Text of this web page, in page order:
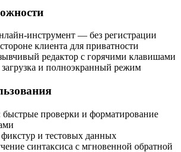
— без регистрации
клиента для приватности
редактор с горячими клавишами
и полноэкранный режим
быстрые проверки и форматирование
и тестовых данных
синтаксиса с мгновенной обратной